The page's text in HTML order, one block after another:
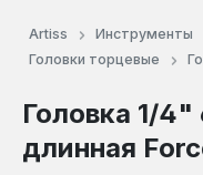
Artiss Инструменты
Головки торцевые
Головка 1/
длинная